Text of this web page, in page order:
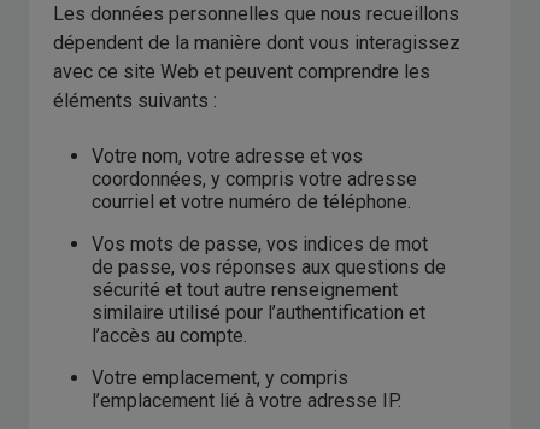
Les données personnelles que nous recueillons
dépendent de la manière dont vous interagissez
avec ce site Web et peuvent comprendre les
éléments suivants :
Votre nom, votre adresse et vos
coordonnées, y compris votre adresse
courriel et votre numéro de téléphone.
Vos mots de passe, vos indices de mot
de passe, vos réponses aux questions de
sécurité et tout autre renseignement
similaire utilisé pour l’authentification et
l’accès au compte.
Votre emplacement, y compris
l’emplacement lié à votre adresse IP.